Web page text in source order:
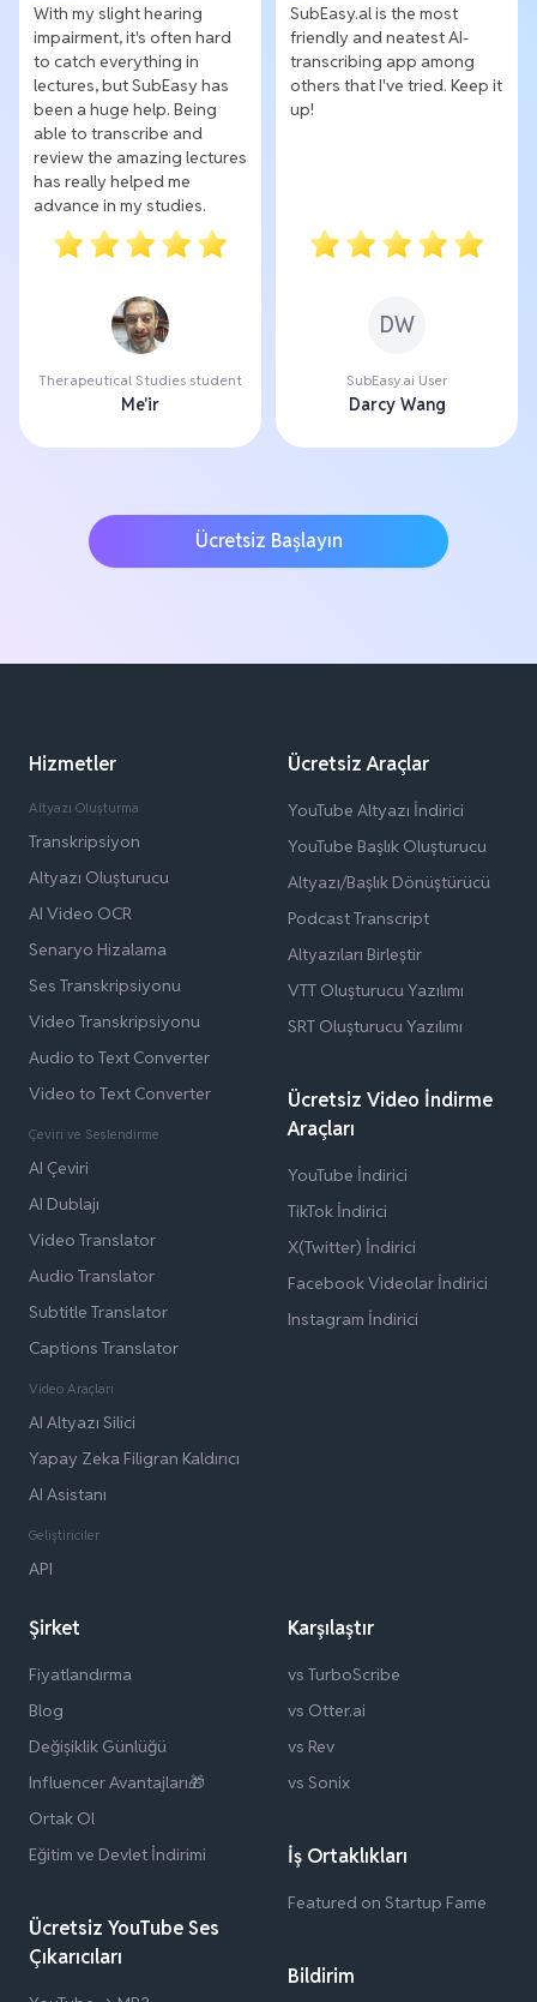
With my slight hearing
impairment, it's often hard
to catch everything in
lectures, but SubEasy has
been a huge help. Being
able to transcribe and
review the amazing lectures
has really helped me
advance in my studies.
Therapeutical Studies student
Me'ir
SubEasy.al is the most
friendly and neatest AI-
transcribing app among
others that I've tried. Keep it
up!
DW
SubEasy.ai User
Darcy Wang
Ücretsiz Başlayın
Hizmetler
Altyazı Oluşturma
Transkripsiyon
Altyazı Oluşturucu
AI Video OCR
Senaryo Hizalama
Ses Transkripsiyonu
Video Transkripsiyonu
Audio to Text Converter
Video to Text Converter
Çeviri ve Seslendirme
AI Çeviri
AI Dublajı
Video Translator
Audio Translator
Subtitle Translator
Captions Translator
Video Araçları
AI Altyazı Silici
Yapay Zeka Filigran Kaldırıcı
AI Asistanı
Geliştiriciler
API
Ücretsiz Araçlar
YouTube Altyazı İndirici
YouTube Başlık Oluşturucu
Altyazı/Başlık Dönüştürücü
Podcast Transcript
Altyazıları Birleştir
VTT Oluşturucu Yazılımı
SRT Oluşturucu Yazılımı
Ücretsiz Video İndirme
Araçları
YouTube İndirici
TikTok İndirici
X(Twitter) İndirici
Facebook Videolar İndirici
Instagram İndirici
Şirket
Fiyatlandırma
Blog
Değişiklik Günlüğü
Influencer Avantajları🎁
Ortak Ol
Eğitim ve Devlet İndirimi
Ücretsiz YouTube Ses
Çıkarıcıları
Karşılaştır
vs TurboScribe
vs Otter.ai
vs Rev
vs Sonix
İş Ortaklıkları
Featured on Startup Fame
Bildirim